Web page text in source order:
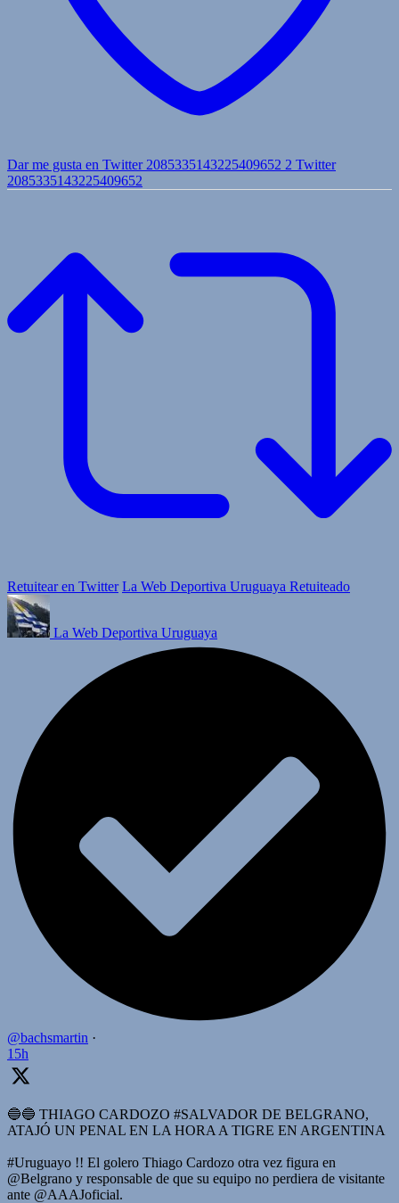
Dar me gusta en Twitter 2085335143225409652 2 Twitter
2085335143225409652
Retuitear en Twitter La Web Deportiva Uruguaya Retuiteado
La Web Deportiva Uruguaya
@bachsmartin ·
15h
🔵🔵 THIAGO CARDOZO #SALVADOR DE BELGRANO,
ATAJÓ UN PENAL EN LA HORA A TIGRE EN ARGENTINA
#Uruguayo !! El golero Thiago Cardozo otra vez figura en
@Belgrano y responsable de que su equipo no perdiera de visitante
ante @AAAJoficial.